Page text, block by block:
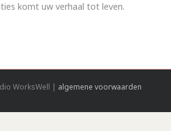
komt uw verhaal tot leven.
WorksWell | algemene voorwaarden